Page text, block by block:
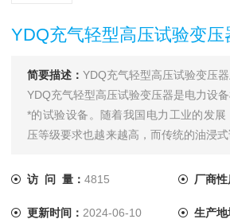
YDQ充气轻型高压试验变压
简要描述： YDQ充气轻型高压试验变压
YDQ充气轻型高压试验变压器是电力设
*的试验设备。随着我国电力工业的发
压等级要求也越来越高，而传统的油浸
求。
访 问 量： 4815 厂商性
更新时间： 2024-06-10 生产地